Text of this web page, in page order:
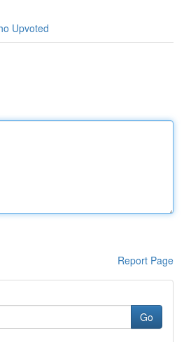
Upvoted
Report Page
Go